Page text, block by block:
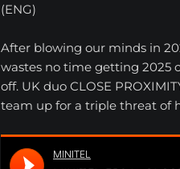
(ENG)
After blowing our minds in
wastes no time getting
off. UK duo CLOSE
team up for a triple threat of